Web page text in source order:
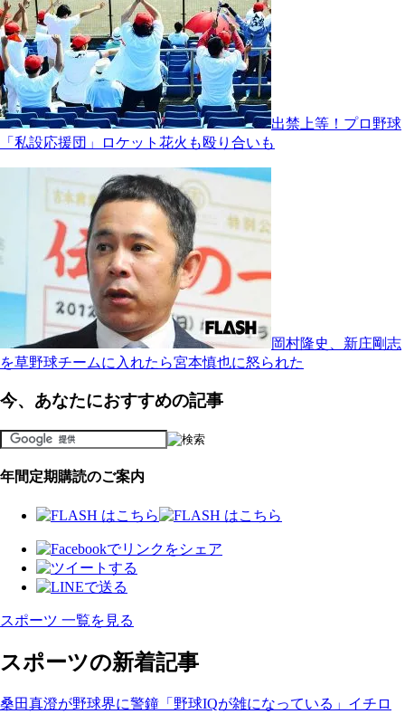
出禁上等！プロ野球
「私設応援団」ロケット花火も殴り合いも
岡村隆史、新庄剛志
を草野球チームに入れたら宮本慎也に怒られた
今、あなたにおすすめの記事
年間定期購読のご案内
スポーツ 一覧を見る
スポーツの新着記事
桑田真澄が野球界に警鐘「野球IQが雑になっている」イチロ